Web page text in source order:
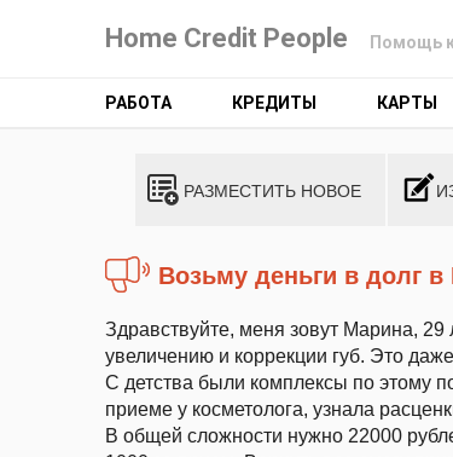
Home Credit People Помощь
РАБОТА КРЕДИТЫ КАРТЫ
РАЗМЕСТИТЬ НОВОЕ
Возьму деньги в долг
Здравствуйте, меня зовут Марина,
увеличению и коррекции губ. Это
С детства были комплексы по этому
приеме у косметолога, узнала
В общей сложности нужно 22000